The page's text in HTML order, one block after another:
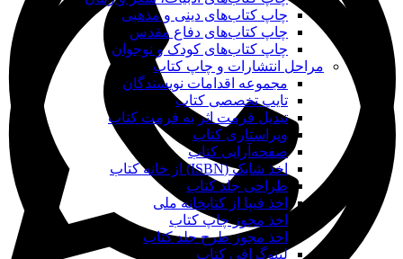
چاپ کتاب‌های دینی و مذهبی
چاپ کتاب‌های دفاع مقدس
چاپ کتاب‌های کودک و نوجوان
مراحل انتشارات و چاپ کتاب
مجموعه اقدامات نویسندگان
تایپ تخصصی کتاب
تبدیل فرمت اثر به فرمت کتاب
ویراستاری کتاب
صفحه‌آرایی کتاب
اخذ شابک (ISBN) از خانه کتاب
طراحی جلد کتاب
اخذ فیپا از کتابخانه ملی
اخذ مجوز چاپ کتاب
اخذ مجوز طرح جلد کتاب
لیتوگرافی کتاب